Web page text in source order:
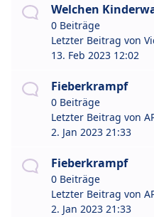
Welchen
0 Beiträge
Letzter Beitrag von
13. Feb 2023 12:02
Fieberkrampf
0 Beiträge
Letzter Beitrag von
2. Jan 2023 21:33
Fieberkrampf
0 Beiträge
Letzter Beitrag von
2. Jan 2023 21:33